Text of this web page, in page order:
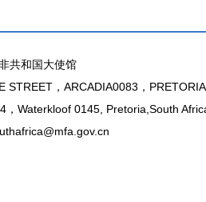
共和国大使馆
STREET，ARCADIA0083，
，Waterkloof 0145, Pretoria,South